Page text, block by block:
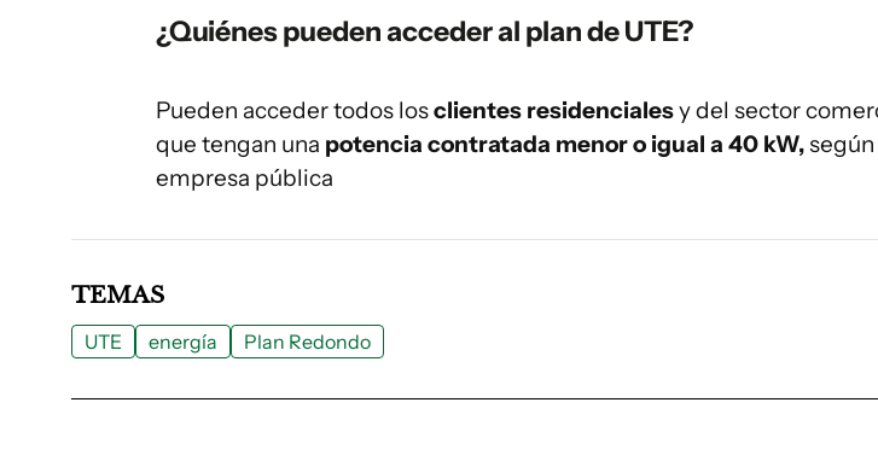
¿Quiénes pueden acceder al plan de UTE?
Pueden acceder todos losclientes residencialesy del sector
que tengan una potencia contratada menor o igual a 40 kW,
empresa pública
TEMAS
UTE energía Plan Redondo